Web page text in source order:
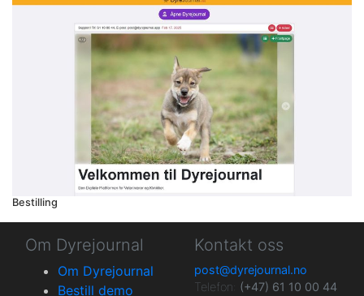
Bestilling
Om Dyrejournal
Om Dyrejournal
Bestill demo
Kontakt oss
post@dyrejournal.no
Telefon: (+47) 61 10 00 44